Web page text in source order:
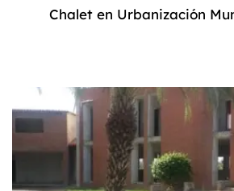
Chalet en Urbanización
Confort: Townhouse Tipo
en Venta en Isla de
¿Sueñas con un hogar
acogedor, cómodo y en una
ubicación ideal? Deja de